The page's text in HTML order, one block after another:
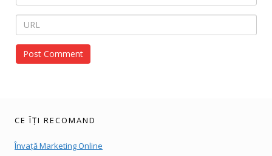
CE ÎȚI RECOMAND
Învață Marketing Online